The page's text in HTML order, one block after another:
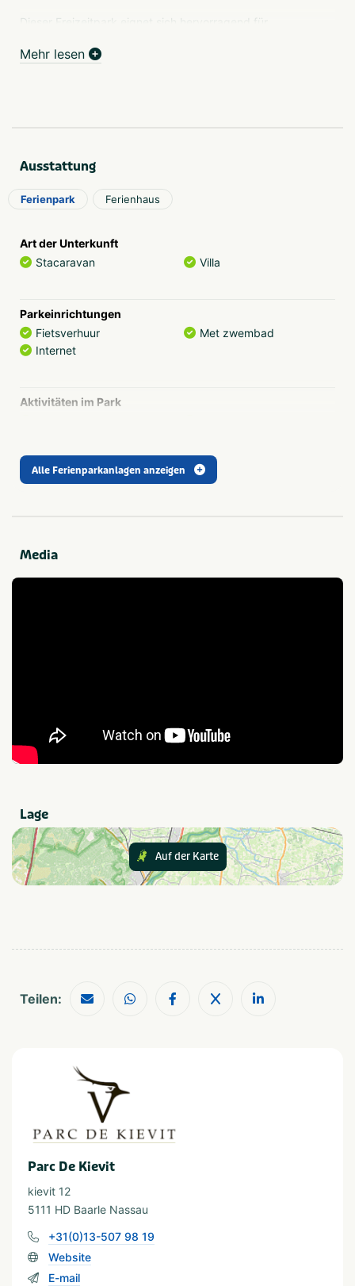
Dieser Freizeitpark eignet sich hervorragend für
Aufenthalt in einem der vielen Chalets oder Ferienhäuser
Mehr lesen
Ausstattung
Ferienpark Ferienhaus
Art der Unterkunft
Stacaravan
Villa
Parkeinrichtungen
Fietsverhuur
Internet
Met zwembad
Aktivitäten im Park
Midgetgolfbaan
Voetbalveld
Provinz und Region
Noord-Brabant
In der Nähe
Attractiepark
Dierentuin
Fietsroutes
Golfbaan
Restaurants
Wandelroutes
Geschikt voor alle
Stellen
Alle Ferienparkanlagen anzeigen
Media
Lage
Auf der Karte
Teilen:
Parc De Kievit
kievit 12
5111 HD Baarle Nassau
+31(0)13-507 98 19
Website
E-mail